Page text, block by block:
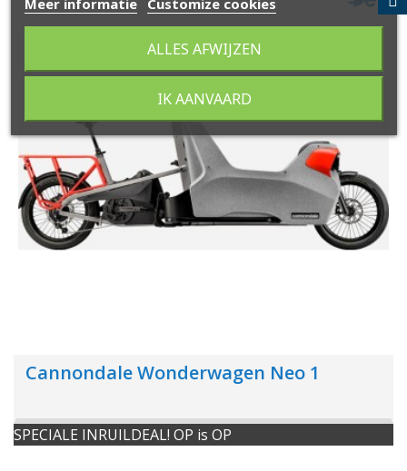
Cannondale Wonderwagen Neo 1
SPECIALE INRUILDEAL! OP is OP
Meer informatie Customize cookies
ALLES AFWIJZEN
IK AANVAARD